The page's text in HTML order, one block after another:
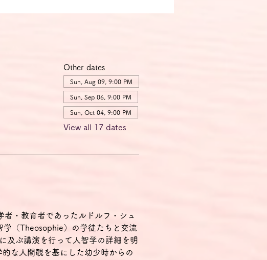
Other dates
Sun, Aug 09, 9:00 PM
Sun, Sep 06, 9:00 PM
Sun, Oct 04, 9:00 PM
View all 17 dates
・教育者であったルドルフ・シュ
（Theosophie）の学徒たちと交流
及ぶ講演を行って人智学の詳細を明
な人間観を基にした幼少時からの